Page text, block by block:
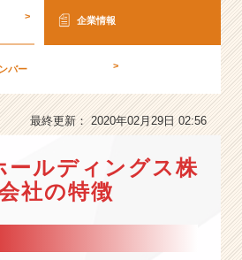
> 企業情報
バー >
最終更新： 2020年02月29日 02:56
ールディングス株
社の特徴